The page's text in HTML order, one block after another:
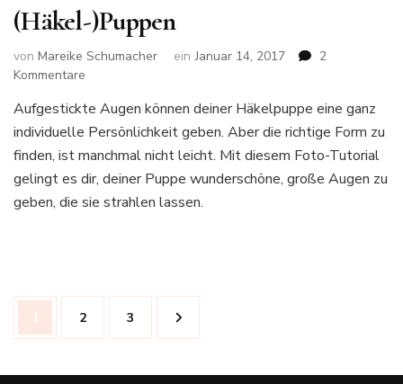
(Häkel-)Puppen
von Mareike Schumacher ein Januar 14, 2017
2
Kommentare
Puppe
häkeln
Teil
große
Comicaugen
Aufgestickte Augen können deiner Häkelpuppe eine ganz
individuelle Persönlichkeit geben. Aber die richtige Form zu
finden, ist manchmal nicht leicht. Mit diesem Foto-Tutorial
gelingt es dir, deiner Puppe wunderschöne, große Augen zu
geben, die sie strahlen lassen.
Beitrags-
Navigation
Seite
1 Seite
2 Seite
3